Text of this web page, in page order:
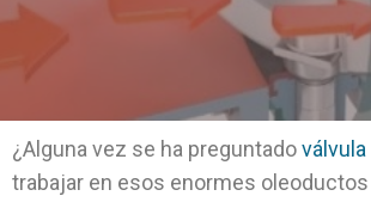
¿Alguna vez se ha preguntado
trabajar en esos enormes